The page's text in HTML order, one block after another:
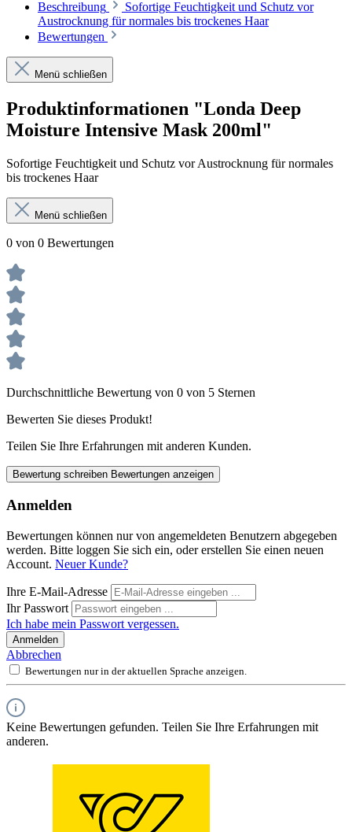
Beschreibung
Sofortige Feuchtigkeit und Schutz vor
Austrocknung für normales bis trockenes Haar
Bewertungen
Menü schließen
Produktinformationen "Londa Deep
Moisture Intensive Mask 200ml"
Sofortige Feuchtigkeit und Schutz vor Austrocknung für normales
bis trockenes Haar
Menü schließen
0 von 0 Bewertungen
Durchschnittliche Bewertung von 0 von 5 Sternen
Bewerten Sie dieses Produkt!
Teilen Sie Ihre Erfahrungen mit anderen Kunden.
Bewertung schreiben Bewertungen anzeigen
Anmelden
Bewertungen können nur von angemeldeten Benutzern abgegeben
werden. Bitte loggen Sie sich ein, oder erstellen Sie einen neuen
Account. Neuer Kunde?
Ihre E-Mail-Adresse
Ihr Passwort
Ich habe mein Passwort vergessen.
Anmelden
Abbrechen
Bewertungen nur in der aktuellen Sprache anzeigen.
Keine Bewertungen gefunden. Teilen Sie Ihre Erfahrungen mit
anderen.